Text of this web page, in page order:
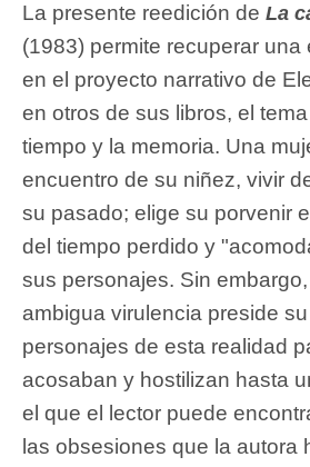
La presente reedición de La
(1983) permite recuperar una
en el proyecto narrativo de
en otros de sus libros, el
tiempo y la memoria. Una
encuentro de su niñez, vivir
su pasado; elige su porvenir
del tiempo perdido y
sus personajes. Sin
ambigua virulencia preside
personajes de esta realidad
acosaban y hostilizan hasta
el que el lector puede
las obsesiones que la autora